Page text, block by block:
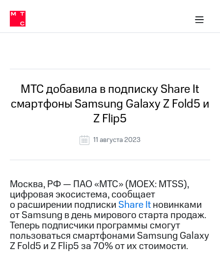
Медиа-центр
и акционерам
Устойчивое развитие
Комплаенс и деловая этика
компании
Карьера
История
компании
информация
Контакты
Медиа-центр
Пресс-
релизы
МТС
о технологиях
в МТС
Пресс-
релизы
МТС добавила в подписку Share It
смартфоны Samsung Galaxy Z Fold5 и
Z Flip5
11 августа 2023
Москва, РФ — ПАО «МТС» (MOEX: MTSS),
цифровая экосистема, сообщает
о расширении подписки Share Itновинками
от Samsung в день мирового старта продаж.
Теперь подписчики программы смогут
пользоваться смартфонами Samsung Galaxy
Z Fold5 и Z Flip5 за 70% от их стоимости.